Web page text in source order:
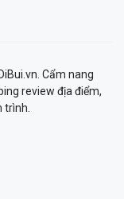
Cẩm nang
review địa điểm,
trình.